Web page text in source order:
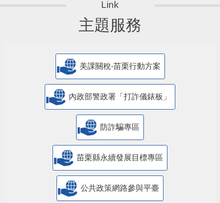
主題服務
美課關稅-苗栗行動方案
內政部警政署「打詐儀錶板」
防詐騙專區
苗栗縣永續發展目標專區
公共政策網路參與平臺